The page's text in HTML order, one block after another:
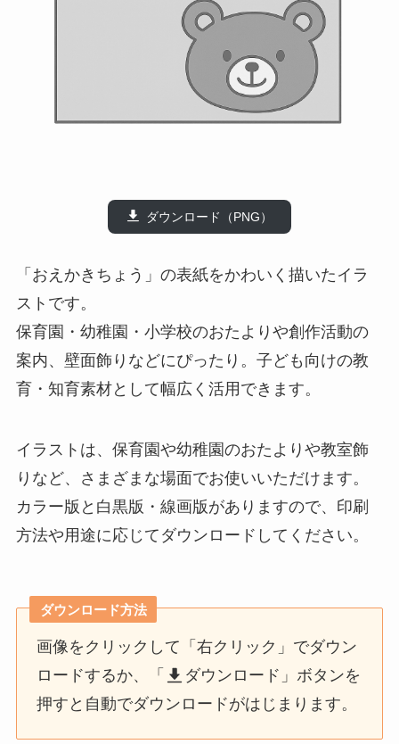
ダウンロード（PNG）
「おえかきちょう」の表紙をかわいく描いたイラ
ストです。
保育園・幼稚園・小学校のおたよりや創作活動の
案内、壁面飾りなどにぴったり。子ども向けの教
育・知育素材として幅広く活用できます。
イラストは、保育園や幼稚園のおたよりや教室飾
りなど、さまざまな場面でお使いいただけます。
カラー版と白黒版・線画版がありますので、印刷
方法や用途に応じてダウンロードしてください。
ダウンロード方法
画像をクリックして「右クリック」でダウン
ロードするか、「
ダウンロード」ボタンを
押すと自動でダウンロードがはじまります。